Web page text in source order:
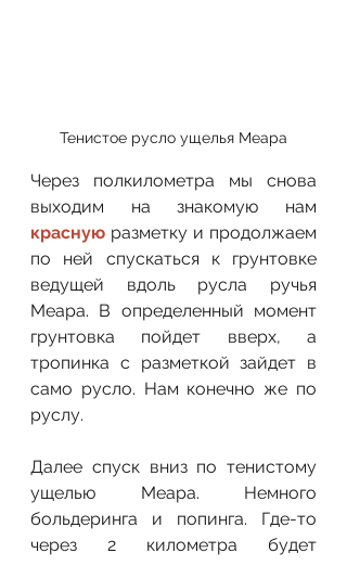
Тенистое русло ущелья Меара
Через полкилометра мы снова
красную разметку и продолжаем
по ней спускаться к грунтовке
ведущей вдоль русла ручья
Меара. В определенный момент
грунтовка пойдет вверх, а
тропинка с разметкой зайдет в
само русло. Нам конечно же по
руслу.
Далее спуск вниз по тенистому
ущелью Меара. Немного
больдеринга и попинга. Где-то
через 2 километра будет